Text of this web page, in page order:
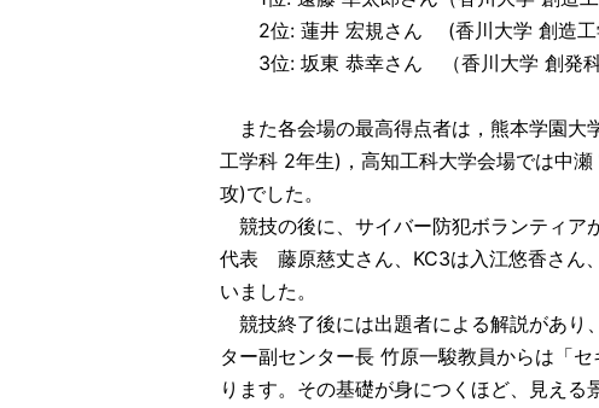
2位: 蓮井 宏規さん (香川大学 創造工
3位: 坂東 恭幸さん （香川大学 創発科
また各会場の最高得点者は，熊本学園大
工学科 2年生)，高知工科大学会場では中
攻)でした。
競技の後に、サイバー防犯ボランティア
代表 藤原慈丈さん、KC3は入江悠香さん
いました。
競技終了後には出題者による解説があり
ター副センター長 竹原一駿教員からは「
ります。その基礎が身につくほど、見え